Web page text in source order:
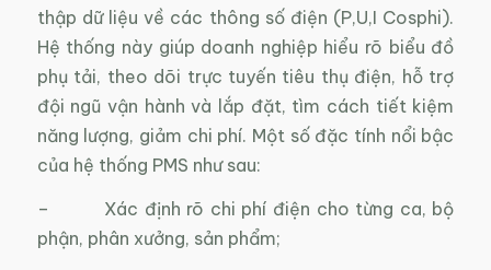
thập dữ liệu về các thông số điện (P,U,I Cosphi).
Hệ thống này giúp doanh nghiệp hiểu rõ biểu đồ
phụ tải, theo dõi trực tuyến tiêu thụ điện, hỗ trợ
đội ngũ vận hành và lắp đặt, tìm cách tiết kiệm
năng lượng, giảm chi phí. Một số đặc tính nổi bậc
của hệ thống PMS như sau:
– Xác định rõ chi phí điện cho từng ca, bộ
phận, phân xưởng, sản phẩm;